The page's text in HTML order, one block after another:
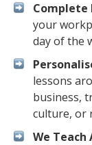
Complete
your
day of the
lessons
business,
culture, or
We Teach